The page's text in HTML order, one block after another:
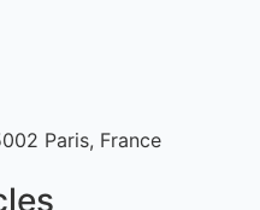
Paris, France